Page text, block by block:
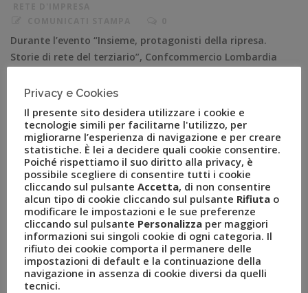
Durante l’evento “Insieme, protagonisti della ripresa.
Storie di rete del terziario”, Confcommercio Lombardia
turistica Italy&You.
RECENT POSTS
Privacy e Cookies
Il presente sito desidera utilizzare i cookie e
tecnologie simili per facilitarne l'utilizzo, per
migliorarne l’esperienza di navigazione e per creare
statistiche. È lei a decidere quali cookie consentire.
Poiché rispettiamo il suo diritto alla privacy, è
possibile scegliere di consentire tutti i cookie
cliccando sul pulsante Accetta, di non consentire
alcun tipo di cookie cliccando sul pulsante Rifiuta o
modificare le impostazioni e le sue preferenze
cliccando sul pulsante Personalizza per maggiori
informazioni sui singoli cookie di ogni categoria. Il
rifiuto dei cookie comporta il permanere delle
impostazioni di default e la continuazione della
navigazione in assenza di cookie diversi da quelli
tecnici.